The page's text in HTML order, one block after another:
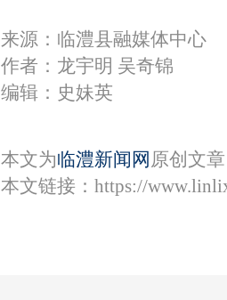
来源：临澧县融媒体中心
作者：龙宇明 吴奇锦
编辑：史妹英
本文为临澧新闻网 原创文
本文链接： https://